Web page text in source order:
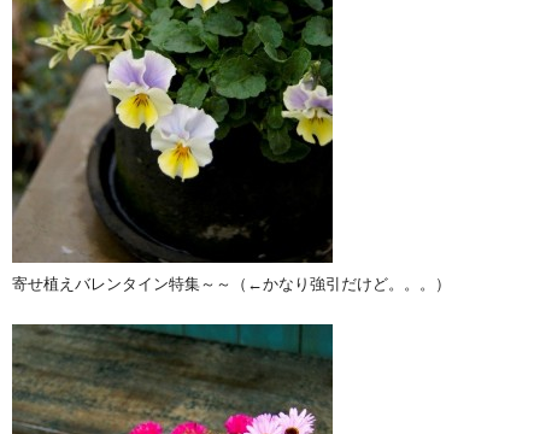
寄せ植えバレンタイン特集～～（←かなり強引だけど。。。）